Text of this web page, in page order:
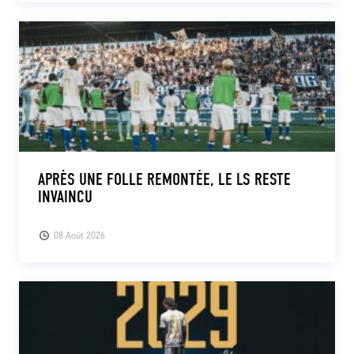
08 Août 2026
APRÈS UNE FOLLE REMONTÉE, LE LS RESTE
INVAINCU